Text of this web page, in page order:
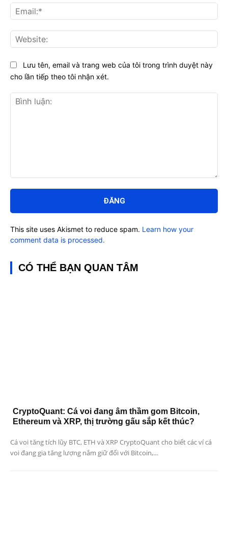
luận:
Lưu tên, email và trang web của tôi trong trình duyệt này
cho lần tiếp theo tôi nhận xét.
This site uses Akismet to reduce spam. Learn how your
comment data is processed.
CÓ THỂ BẠN QUAN TÂM
CryptoQuant: Cá voi đang âm thầm gom Bitcoin,
Ethereum và XRP, thị trường gấu sắp kết thúc?
Cá voi tăng tích lũy BTC, ETH và XRP CryptoQuant cho biết các ví cá
voi đang gia tăng lượng nắm giữ đối với Bitcoin,...